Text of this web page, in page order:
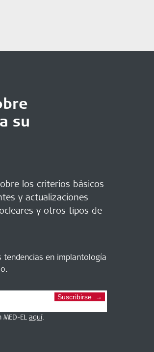
su
los criterios básicos
y actualizaciones
y otros tipos de
en implantología
Suscribirse
EL aquí.